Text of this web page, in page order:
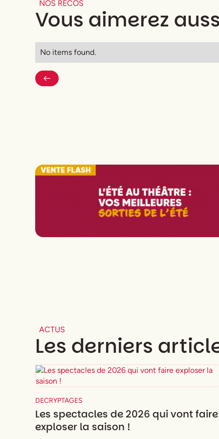
NOS RECOS
Vous aimerez
No items found.
ACTUS
Les derniers
DECRYPTAGES
Les spectacles de 2026 qui vont faire
exploser la saison !